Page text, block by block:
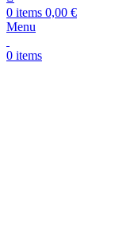
0 items 0,00 €
Menu
0 items